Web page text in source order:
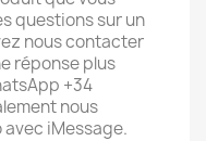
questions sur un
nous contacter
réponse plus
+34
nous
iMessage.